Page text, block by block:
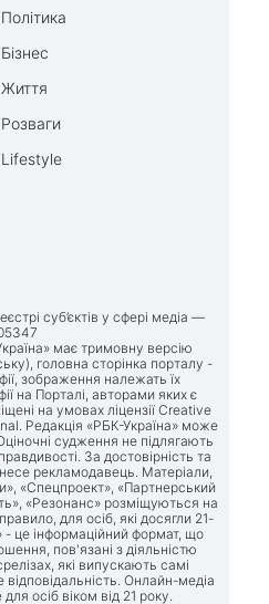
Політика
Бізнес
Життя
Розваги
Lifestyle
суб’єктів у сфері медіа —
має тримовну версію
головна сторінка порталу -
зображення належать їх
на Порталі, авторами яких є
на умовах ліцензії Creative
Редакція «РБК-Україна» може
судження не підлягають
За достовірність та
рекламодавець. Матеріали,
«Спецпроект», «Партнерський
«Резонанс» розміщуються на
для осіб, які досягли 21-
- це інформаційний формат, що
пов'язані з діяльністю
які випускають самі
відповідальність. Онлайн-медіа
осіб віком від 21 року.